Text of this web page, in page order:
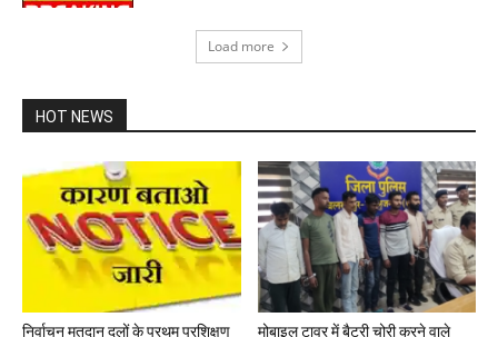
Load more
HOT NEWS
निर्वाचन मतदान दलों के प्रथम प्रशिक्षण
मोबाइल टावर में बैटरी चोरी करने वाले